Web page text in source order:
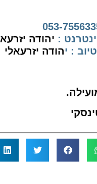
053-
: יהודה
: יהודה יזרעאלי